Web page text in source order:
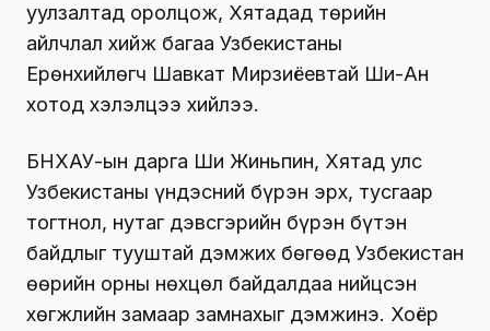
уулзалтад оролцож, Хятадад төрийн
айлчлал хийж багаа Узбекистаны
Ерөнхийлөгч Шавкат Мирзиёевтай Ши-Ан
хотод хэлэлцээ хийлээ.
БНХАУ-ын дарга Ши Жиньпин, Хятад улс
Узбекистаны үндэсний бүрэн эрх, тусгаар
тогтнол, нутаг дэвсгэрийн бүрэн бүтэн
байдлыг тууштай дэмжих бөгөөд Узбекистан
өөрийн орны нөхцөл байдалдаа нийцсэн
хөгжлийн замаар замнахыг дэмжинэ. Хоёр